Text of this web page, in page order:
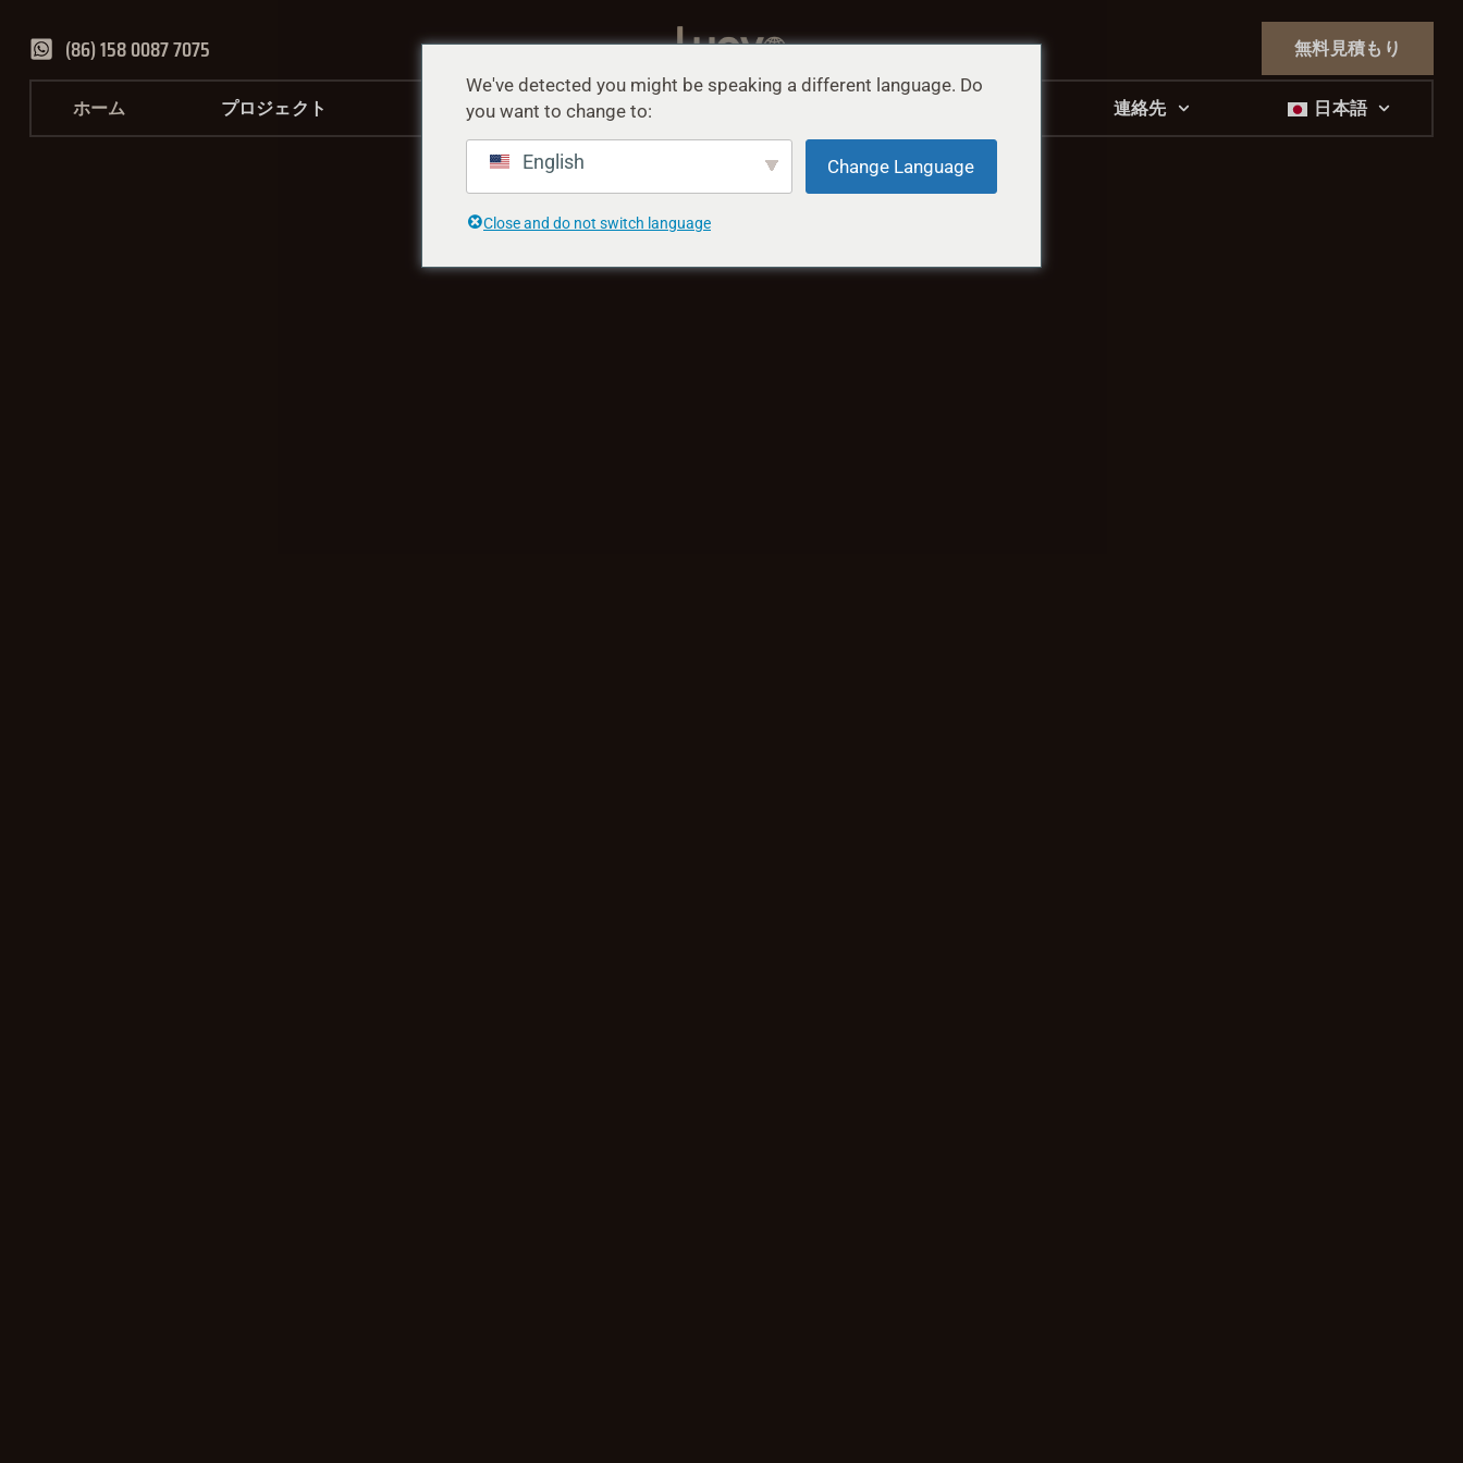
(86) 158 0087 7075 無料見積もり
ホーム プロジェクト サービス について 連絡先 日本語
We've detected you might be speaking a different language. Do
you want to change to:
English Change Language
Close and do not switch language